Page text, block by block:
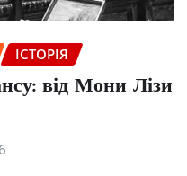
ІСТОРІЯ
від Мони Лізи